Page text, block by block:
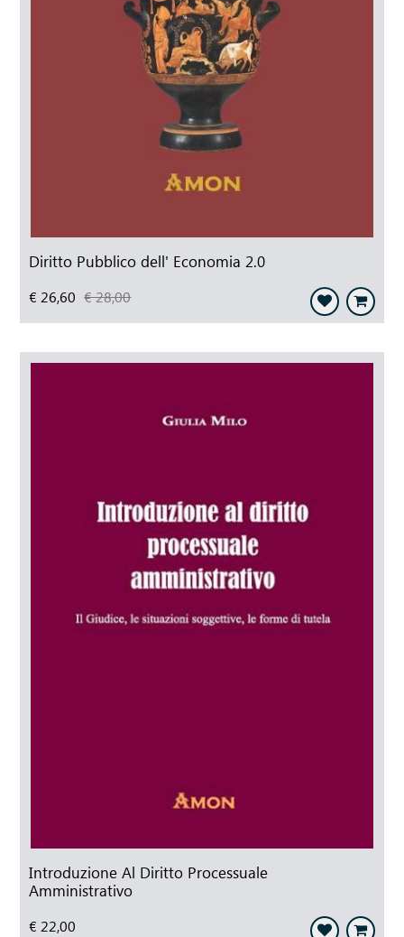
Diritto Pubblico dell' Economia 2.0
€ 26,60 € 28,00
Introduzione Al Diritto Processuale
Amministrativo
€ 22,00